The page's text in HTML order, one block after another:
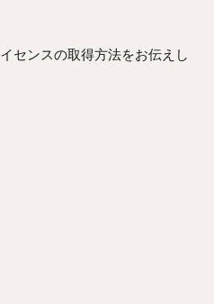
センスの取得方法をお伝えし